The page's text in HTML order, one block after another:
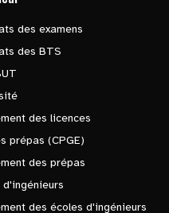
des examens
des BTS
des licences
prépas (CPGE)
des prépas
d'ingénieurs
des écoles d'ingénieurs